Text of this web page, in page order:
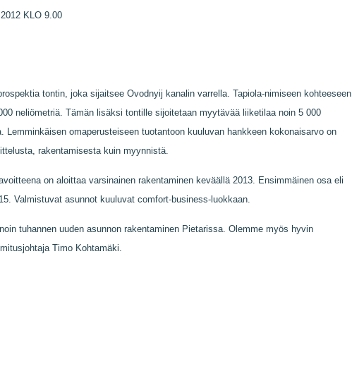
KLO 9.00
tontin, joka sijaitsee Ovodnyij kanalin varrella. Tapiola-nimiseen kohteeseen
neliömetriä. Tämän lisäksi tontille sijoitetaan myytävää liiketilaa noin 5 000
omaperusteiseen tuotantoon kuuluvan hankkeen kokonaisarvo on
rakentamisesta kuin myynnistä.
on aloittaa varsinainen rakentaminen keväällä 2013. Ensimmäinen osa eli
Valmistuvat asunnot kuuluvat comfort-business-luokkaan.
tuhannen uuden asunnon rakentaminen Pietarissa. Olemme myös hyvin
Timo Kohtamäki.